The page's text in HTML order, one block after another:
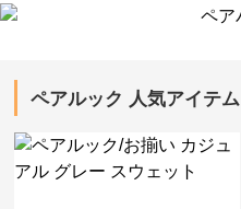
ペアルック 人気アイテム